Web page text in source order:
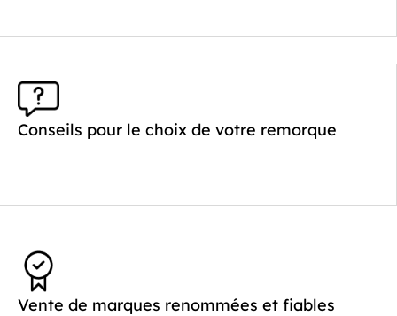
Conseils pour le choix de votre remorque
Vente de marques renommées et fiables